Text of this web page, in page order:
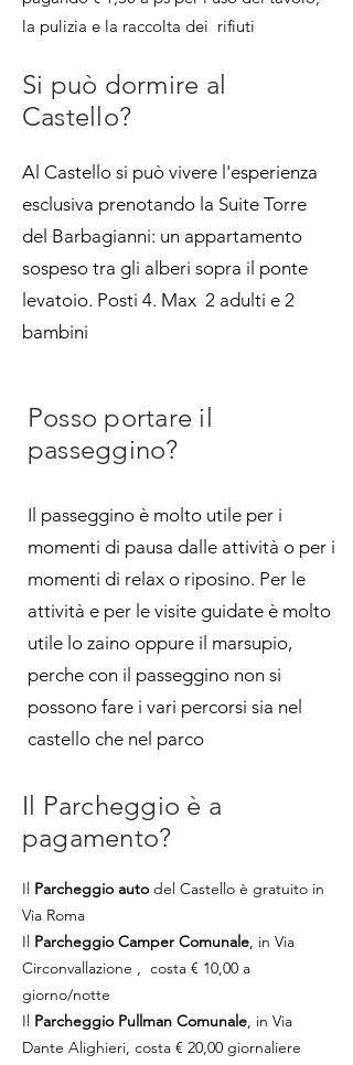
la pulizia e la raccolta dei rifiuti
Si può dormire al
Castello?
Al Castello si può vivere l'esperienza
esclusiva prenotando la Suite Torre
del Barbagianni: un appartamento
sospeso tra gli alberi sopra il ponte
levatoio. Posti 4. Max 2 adulti e 2
bambini
Posso portare il
passeggino?
Il passeggino è molto utile per i
momenti di pausa dalle attività o per i
momenti di relax o riposino. Per le
attività e per le visite guidate è molto
utile lo zaino oppure il marsupio,
perche con il passeggino non si
possono fare i vari percorsi sia nel
castello che nel parco
Il Parcheggio è a
pagamento?
Il Parcheggio auto del Castello è gratuito in
Via Roma
Il Parcheggio Camper Comunale, in Via
Circonvallazione , costa € 10,00 a
giorno/notte
Il Parcheggio Pullman Comunale, in Via
Dante Alighieri, costa € 20,00 giornaliere